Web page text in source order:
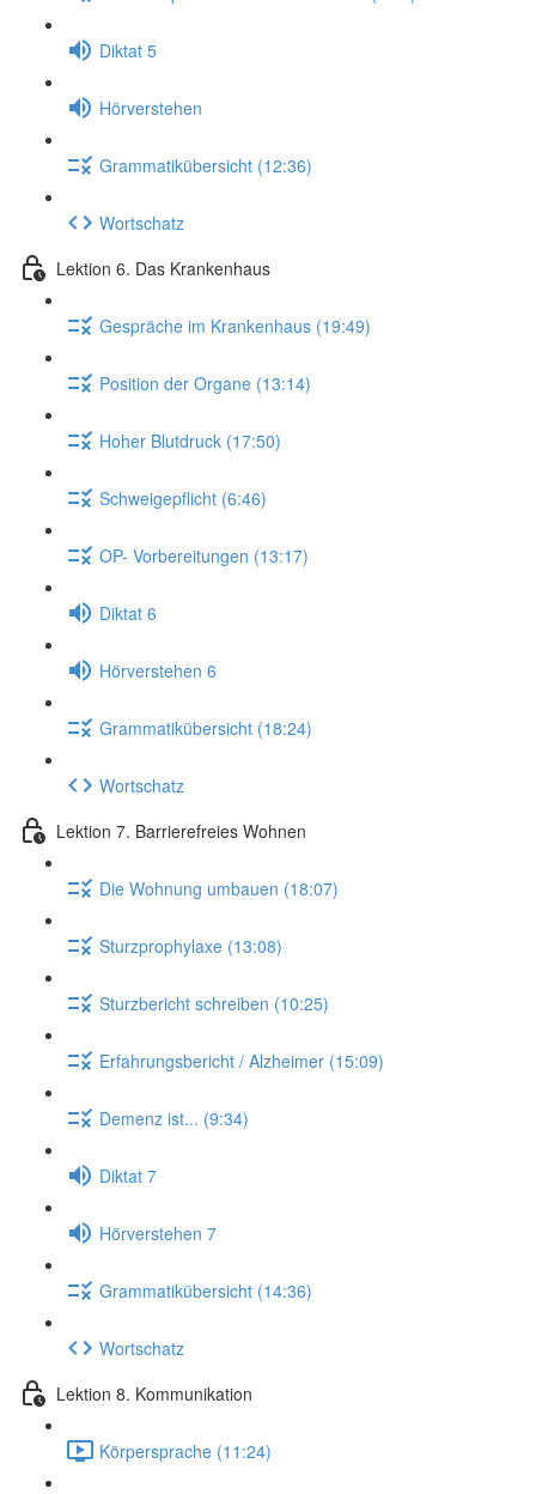
Diktat 5
Hörverstehen
Grammatikübersicht (12:36)
Wortschatz
Lektion 6. Das Krankenhaus
Gespräche im Krankenhaus (19:49)
Position der Organe (13:14)
Hoher Blutdruck (17:50)
Schweigepflicht (6:46)
OP- Vorbereitungen (13:17)
Diktat 6
Hörverstehen 6
Grammatikübersicht (18:24)
Wortschatz
Lektion 7. Barrierefreies Wohnen
Die Wohnung umbauen (18:07)
Sturzprophylaxe (13:08)
Sturzbericht schreiben (10:25)
Erfahrungsbericht / Alzheimer (15:09)
Demenz ist... (9:34)
Diktat 7
Hörverstehen 7
Grammatikübersicht (14:36)
Wortschatz
Lektion 8. Kommunikation
Körpersprache (11:24)